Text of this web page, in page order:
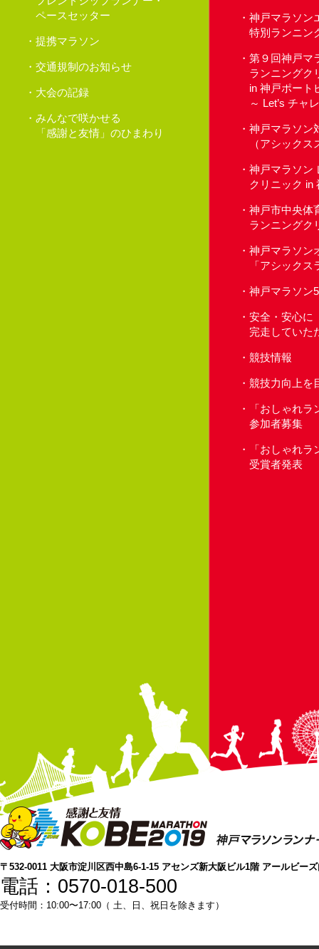
ペースセッター
提携マラソン
交通規制のお知らせ
大会の記録
みんなで咲かせる
「感謝と友情」のひまわり
神戸マラソン
特別ランニン
第９回神戸マ
ランニングク
in 神戸ポート
～ Let’s チャ
神戸マラソ
（アシックス
神戸マラソン
クリニック in
神戸市中央体
ランニングク
神戸マラソン
「アシック
神戸マラソン
安全・安心に
完走していた
競技情報
競技力向上を
「おしゃれ
参加者募集
「おしゃれ
受賞者発表
〒532-0011 大阪市淀川区西中島6-1-15 アセンズ新大阪ビル1階 アールビー
電話：0570-018-500
受付時間：10:00〜17:00（ 土、日、祝日を除きます）